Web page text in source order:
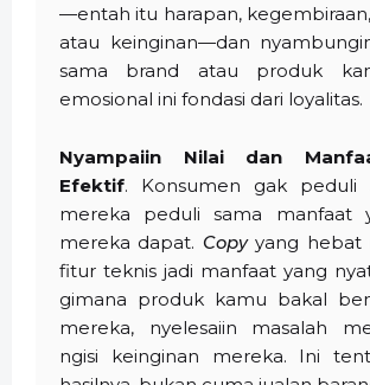
—entah itu harapan,
atau keinginan—dan
sama brand atau produk
emosional ini fondasi dari loyalitas.
Nyampaiin Nilai dan
Efektif. Konsumen gak peduli
mereka peduli sama manfaat
mereka dapat. Copyyang hebat
fitur teknis jadi manfaat yang
gimana produk kamu bakal
mereka, nyelesaiin masalah
ngisi keinginan mereka. Ini